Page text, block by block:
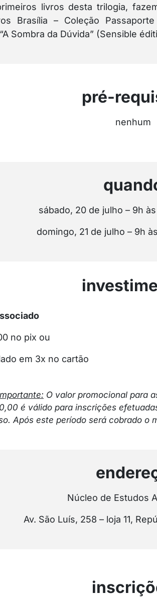
livros desta trilogia,
Brasília – Coleção
Sombra da Dúvida” (Sensible
pré-
nenhum
sábado, 20 de julho – 9h
domingo, 21 de julho – 9h
no pix ou
em 3x no cartão
O valor promocional para
é válido para inscrições
Após este período será cobrado o
Núcleo de Estudos
Av. São Luís, 258 – loja 11,